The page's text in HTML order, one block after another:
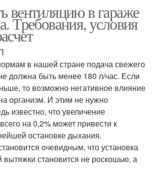
вентиляцию в гараже
Требования, условия
в нашей стране подача свежего
должна быть менее 180 л/час. Если
то возможно негативное влияние
организм. И этим не нужно
известно, что увеличение
на 0,2% может привести к
остановке дыхания.
очевидным, что установка
вытяжки становится не роскошью, а